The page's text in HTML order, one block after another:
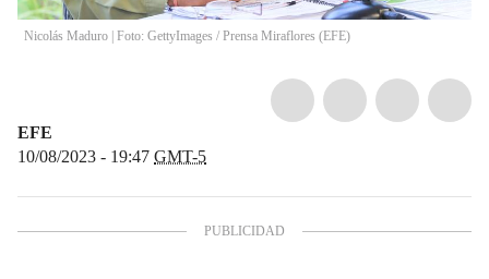
Nicolás Maduro | Foto: GettyImages / Prensa Miraflores (EFE)
EFE
10/08/2023 - 19:47 GMT-5